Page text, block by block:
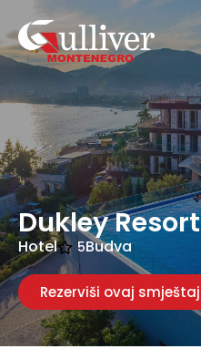
Dukley Resort
Hotel 5Budva
Rezerviši ovaj smještaj